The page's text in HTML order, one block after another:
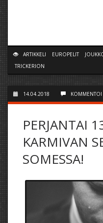
ARTIKKELI EUROPELIT
TRICKERION
14.04.2018 KOMMENTOI
PERJANTAI
KARMIVAN
SOMESSA!